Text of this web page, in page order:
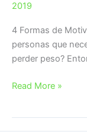
2019
4 Formas de
personas que
perder peso?
4
Read More »